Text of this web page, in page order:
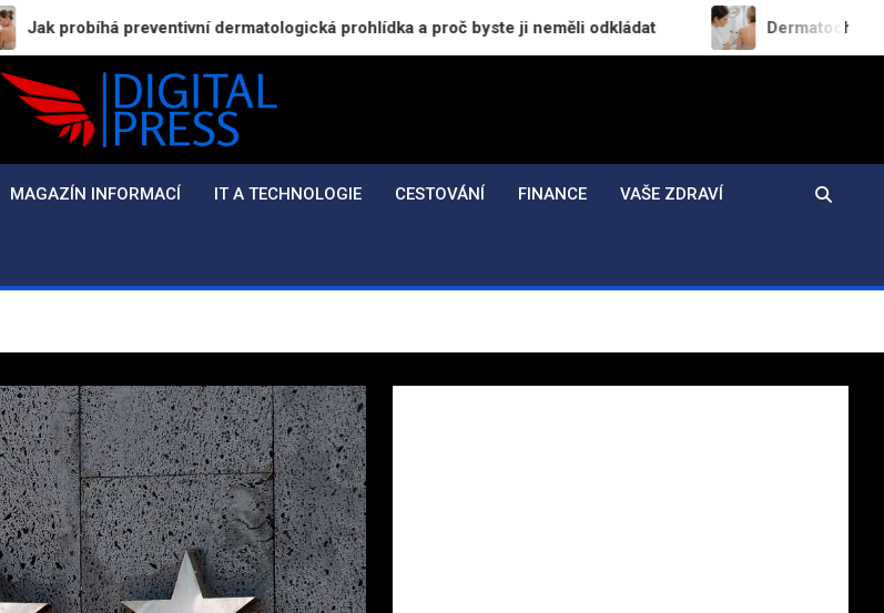
dermatologická prohlídka a proč byste ji neměli odkládat Dermatochirurgie v praxi: Jak
Press.cz
pro každý den
MAGAZÍN INFORMACÍ IT A TECHNOLOGIE CESTOVÁNÍ FINANCE VAŠE ZDRAVÍ